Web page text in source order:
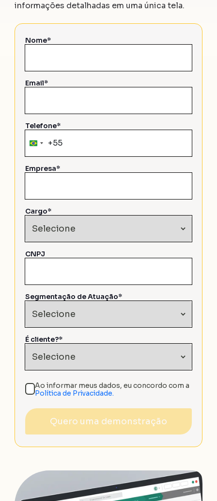
informações detalhadas em uma única tela.
Nome*
Email*
Telefone*
Brazil
+55
+55
Empresa*
Cargo*
CNPJ
Segmentação de Atuação*
É cliente?*
Ao informar meus dados, eu concordo com a
Política de Privacidade.
Quero uma demonstração